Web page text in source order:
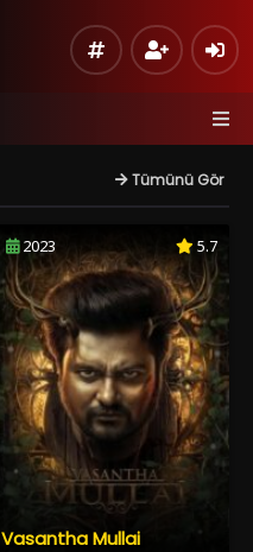
Tümünü Gör
2023 5.7
Vasantha Mullai